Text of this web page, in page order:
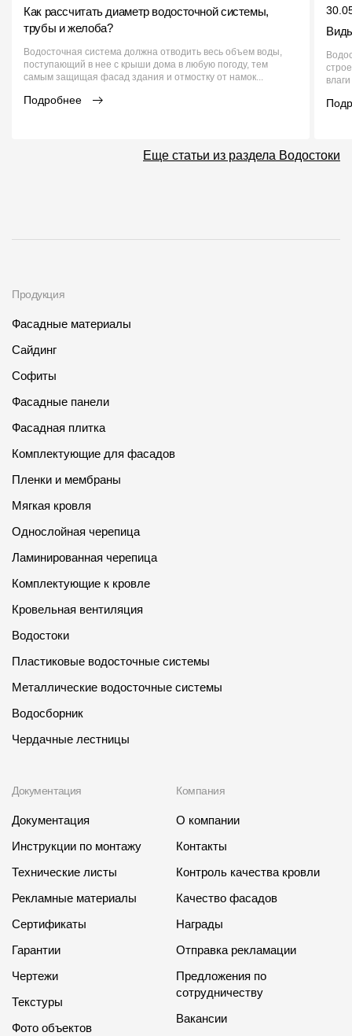
Как рассчитать диаметр водосточной системы,
трубы и желоба?
Водосточная система должна отводить весь объем воды,
поступающий в нее с крыши дома в любую погоду, тем
самым защищая фасад здания и отмостку от намок...
Подробнее
Еще статьи из раздела Водостоки
Продукция
Фасадные материалы
Сайдинг
Софиты
Фасадные панели
Фасадная плитка
Комплектующие для фасадов
Пленки и мембраны
Мягкая кровля
Однослойная черепица
Ламинированная черепица
Комплектующие к кровле
Кровельная вентиляция
Водостоки
Пластиковые водосточные системы
Металлические водосточные системы
Водосборник
Чердачные лестницы
Документация
Документация
Инструкции по монтажу
Технические листы
Рекламные материалы
Сертификаты
Гарантии
Чертежи
Текстуры
Фото объектов
Компания
О компании
Контакты
Контроль качества кровли
Качество фасадов
Награды
Отправка рекламации
Предложения по
сотрудничеству
Вакансии